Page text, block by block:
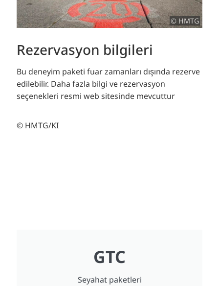
© HMTG
Rezervasyon bilgileri
Bu deneyim paketi fuar zamanları dışında rezerve
edilebilir. Daha fazla bilgi ve rezervasyon
seçenekleri resmi web sitesinde mevcuttur
© HMTG/KI
GTC
Seyahat paketleri